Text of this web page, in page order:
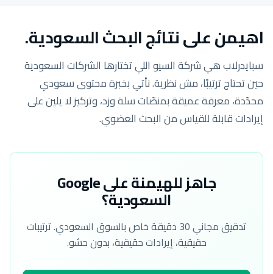
اهيمن على نتائج البحث السعودية.
سبايدرلاب هي شركة السيو اللي تختارها الشركات السعودية
حين تحتاج ترتيبًا، مش نظرية. نأتي بخبرة محتوى سعودي
محدّدة، معرفة عميقة بمنصّات سلة وزد، وتركيز لا يلين على
إيرادات قابلة للقياس من البحث العضوي.
جاهز للهيمنة على Google
السعودية؟
تدقيق مجاني 30 دقيقة خاص بالسوق السعودي. ترتيبات
حقيقية، إيرادات حقيقية، بدون حشو.